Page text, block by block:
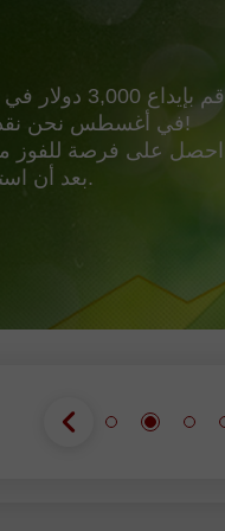
قم بإيداع 3,000 دولار في حسابك واحصل على
في أغسطس نحنضمن حملة إيداع الحظ!
بعد أن استوفيت هذا الشرط، تصبح مشاركًا في الحملة.